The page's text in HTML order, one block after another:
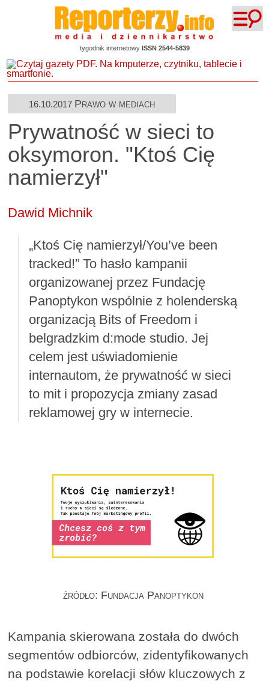
tygodnik internetowy ISSN 2544-5839
16.10.2017 Prawo w mediach
Prywatność w sieci to
oksymoron. "Ktoś Cię
namierzył"
Dawid Michnik
„Ktoś Cię namierzył/You’ve been
tracked!” To hasło kampanii
organizowanej przez Fundację
Panoptykon wspólnie z holenderską
organizacją Bits of Freedom i
belgradzkim d:mode studio. Jej
celem jest uświadomienie
internautom, że prywatność w sieci
to mit i propozycja zmiany zasad
reklamowej gry w internecie.
źródło: Fundacja Panoptykon
Kampania skierowana została do dwóch
segmentów odbiorców, zidentyfikowanych
na podstawie korelacji słów kluczowych z